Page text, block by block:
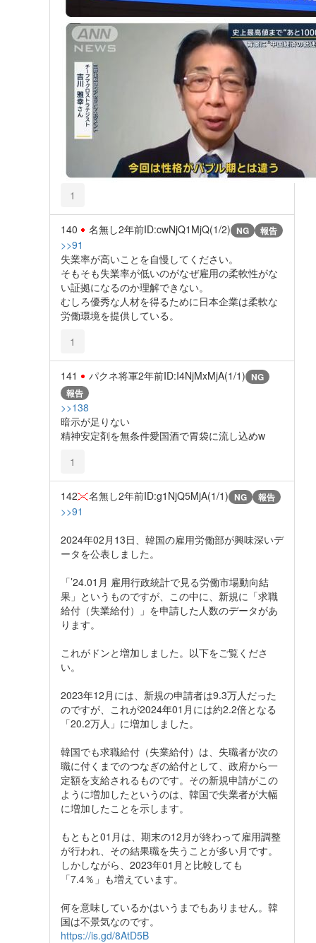
1
140 名無し2年前ID:cwNjQ1MjQ(1/2) NG 報告
>>91
失業率が高いことを自慢してください。
そもそも失業率が低いのがなぜ雇用の柔軟性がな
い証拠になるのか理解できない。
むしろ優秀な人材を得るために日本企業は柔軟な
労働環境を提供している。
1
141 パクネ将軍2年前ID:I4NjMxMjA(1/1) NG
報告
>>138
暗示が足りない
精神安定剤を無条件愛国酒で胃袋に流し込めw
1
142 名無し2年前ID:g1NjQ5MjA(1/1) NG 報告
>>91
2024年02月13日、韓国の雇用労働部が興味深いデ
ータを公表しました。
「’24.01月 雇用行政統計で見る労働市場動向結
果」というものですが、この中に、新規に「求職
給付（失業給付）」を申請した人数のデータがあ
ります。
これがドンと増加しました。以下をご覧くださ
い。
2023年12月には、新規の申請者は9.3万人だった
のですが、これが2024年01月には約2.2倍となる
「20.2万人」に増加しました。
韓国でも求職給付（失業給付）は、失職者が次の
職に付くまでのつなぎの給付として、政府から一
定額を支給されるものです。その新規申請がこの
ように増加したというのは、韓国で失業者が大幅
に増加したことを示します。
もともと01月は、期末の12月が終わって雇用調整
が行われ、その結果職を失うことが多い月です。
しかしながら、2023年01月と比較しても
「7.4％」も増えています。
何を意味しているかはいうまでもありません。韓
国は不景気なのです。
https://is.gd/8AtD5B